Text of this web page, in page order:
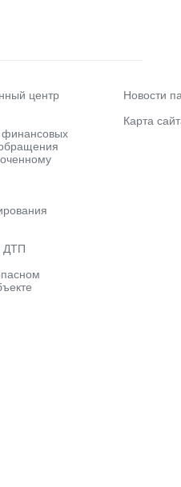
центр
финансовых
ДТП
Новости
Карта